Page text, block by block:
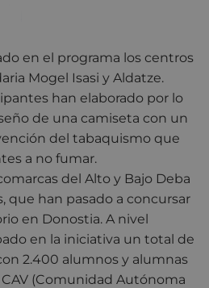
en el programa los centros
Mogel Isasi y Aldatze.
han elaborado por lo
de una camiseta con un
del tabaquismo que
a no fumar.
del Alto y Bajo Deba
que han pasado a concursar
en Donostia. A nivel
en la iniciativa un total de
2.400 alumnos y alumnas
(Comunidad Autónoma